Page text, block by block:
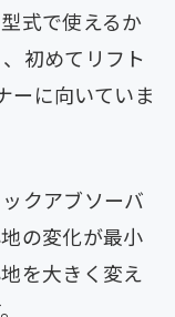
式で使えるか
初めてリフト
ーに向いていま
クアブソーバ
の変化が最小
を大きく変え